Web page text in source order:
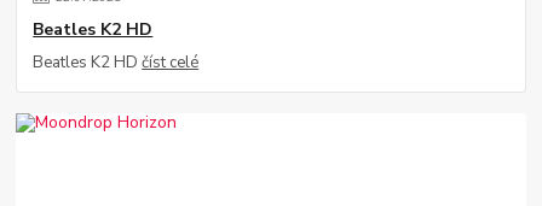
Beatles K2 HD
Beatles K2 HDčíst celé